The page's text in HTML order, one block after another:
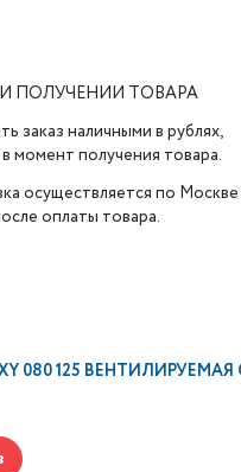
ПОЛУЧЕНИИ ТОВАРА
заказ наличными в рублях,
момент получения товара.
осуществляется по Москве
оплаты товара.
080 125